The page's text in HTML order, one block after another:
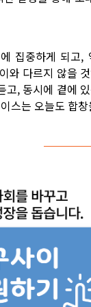
집중하게 되고
와 다르지 않을
, 동시에 곁에
스는 오늘도 합